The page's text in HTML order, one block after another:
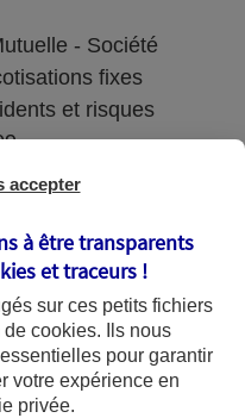
- Société
fixes
et risques
de l’Arche –
de contrôle
(ACPR) : - 4
- 75436
procédures de
et les
accepter
à être transparents
et traceurs !
sur ces petits fichiers
de cookies. Ils nous
pour garantir
votre expérience en
privée.